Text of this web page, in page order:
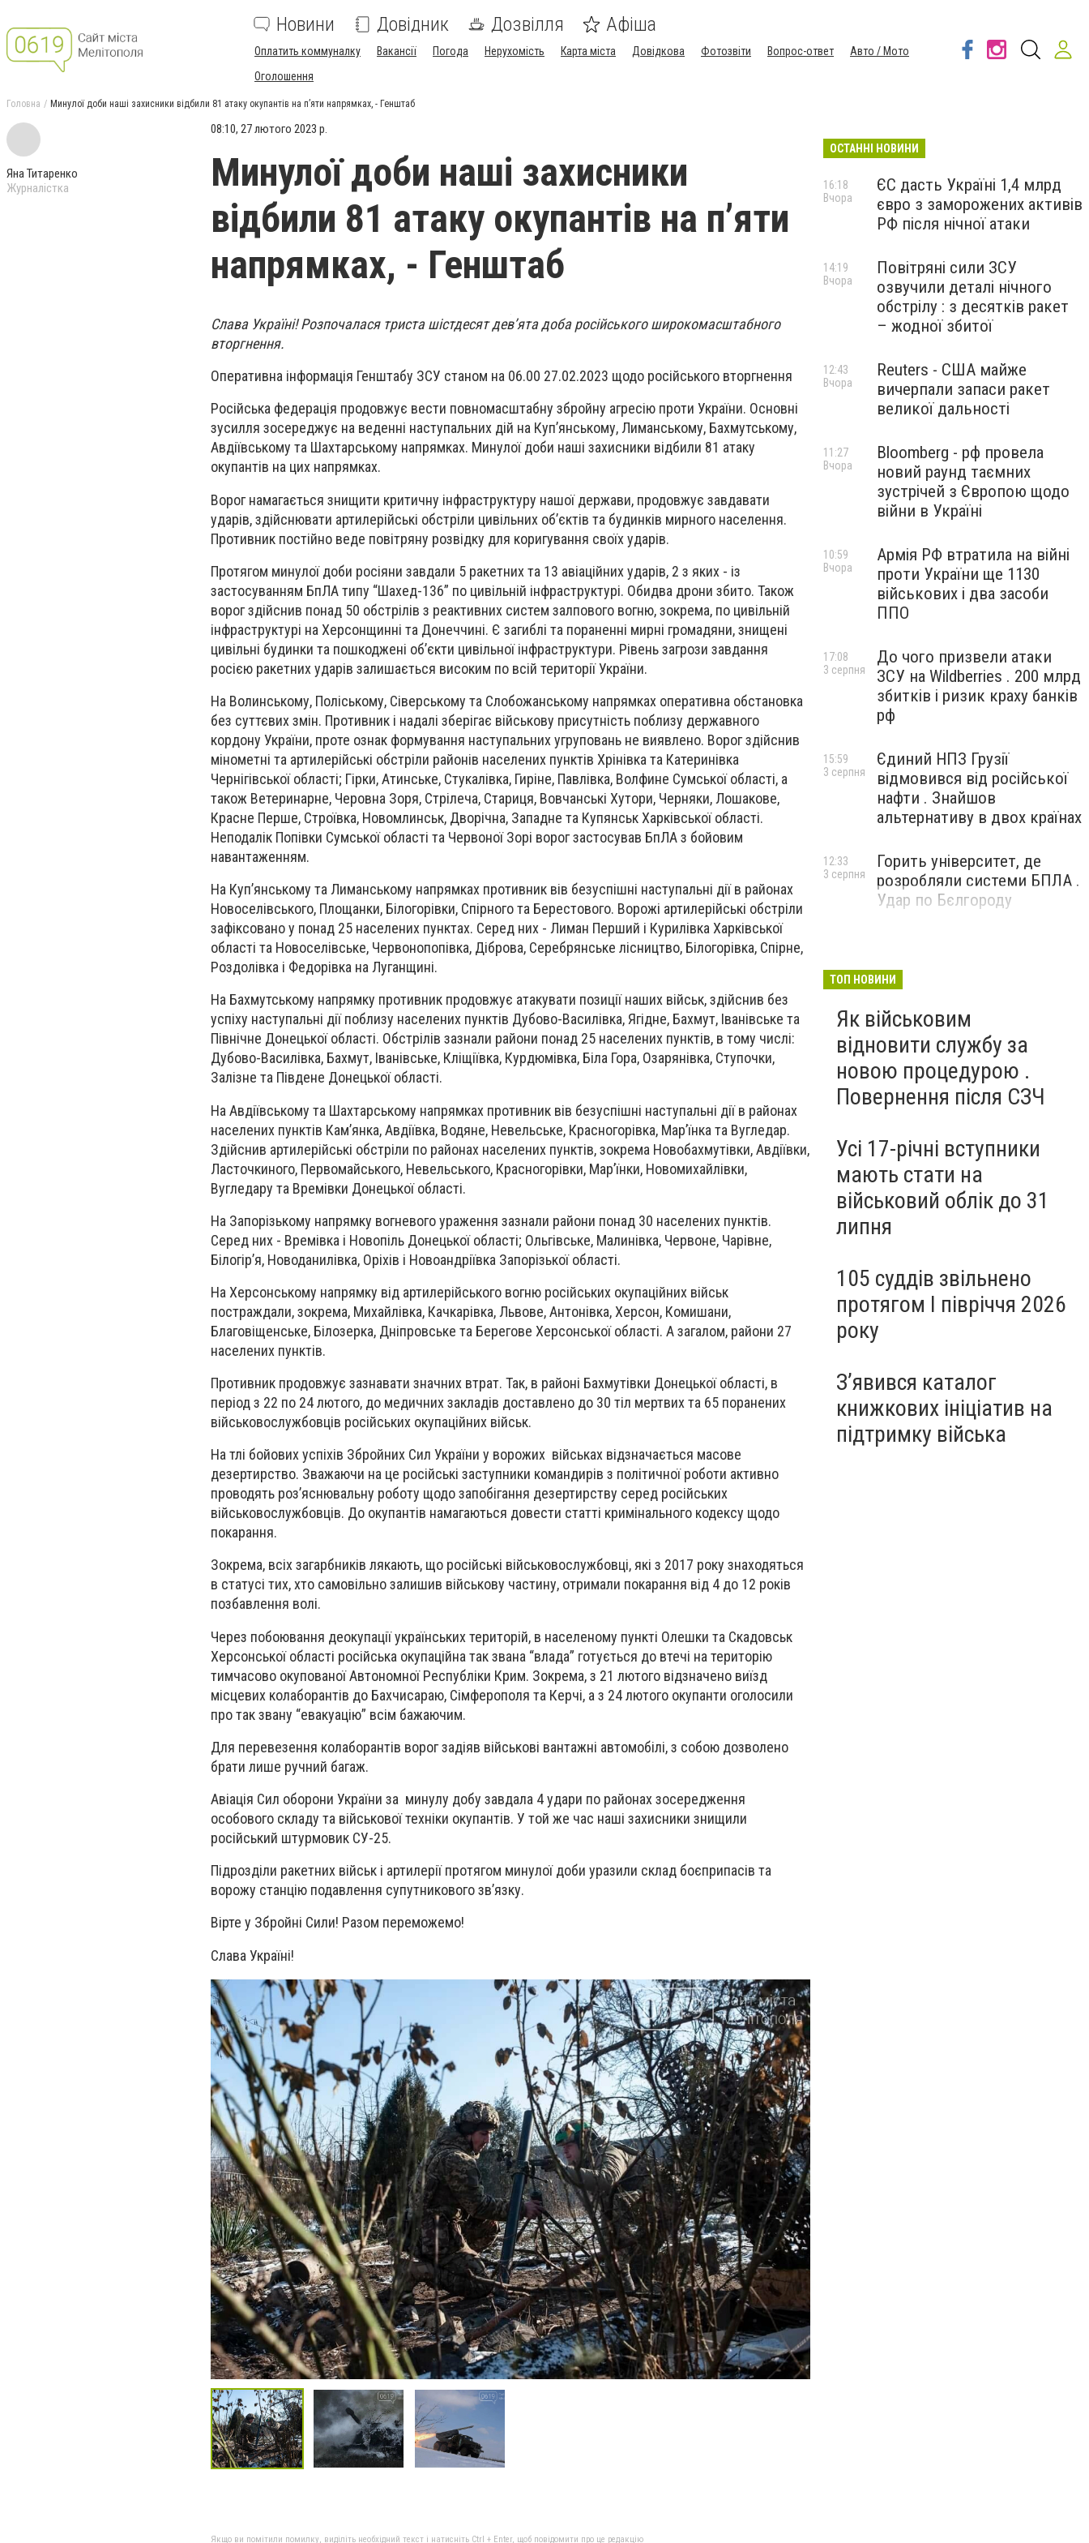
Новини Довідник Дозвілля Афіша
Оплатить коммуналку Вакансії Погода Нерухомість Карта міста Довідкова Фотозвіти Вопрос-ответ
Авто / Мото
Оголошення
Головна Минулої доби наші захисники відбили 81 атаку окупантів на п’яти напрямках, - Генштаб
Яна Титаренко
Журналістка
08:10, 27 лютого 2023 р.
Минулої доби наші захисники
відбили 81 атаку окупантів на п’яти
напрямках, - Генштаб
Слава Україні! Розпочалася триста шістдесят дев’ята доба російського широкомасштабного
вторгнення.
Оперативна інформація Генштабу ЗСУ станом на 06.00 27.02.2023 щодо російського вторгнення
Російська федерація продовжує вести повномасштабну збройну агресію проти України. Основні
зусилля зосереджує на веденні наступальних дій на Куп’янському, Лиманському, Бахмутському,
Авдіївському та Шахтарському напрямках. Минулої доби наші захисники відбили 81 атаку
окупантів на цих напрямках.
Ворог намагається знищити критичну інфраструктуру нашої держави, продовжує завдавати
ударів, здійснювати артилерійські обстріли цивільних об’єктів та будинків мирного населення.
Противник постійно веде повітряну розвідку для коригування своїх ударів.
Протягом минулої доби росіяни завдали 5 ракетних та 13 авіаційних ударів, 2 з яких - із
застосуванням БпЛА типу “Шахед-136” по цивільній інфраструктурі. Обидва дрони збито. Також
ворог здійснив понад 50 обстрілів з реактивних систем залпового вогню, зокрема, по цивільній
інфраструктурі на Херсонщинні та Донеччині. Є загиблі та пораненні мирні громадяни, знищені
цивільні будинки та пошкоджені об’єкти цивільної інфраструктури. Рівень загрози завдання
росією ракетних ударів залишається високим по всій території України.
На Волинському, Поліському, Сіверському та Слобожанському напрямках оперативна обстановка
без суттєвих змін. Противник і надалі зберігає військову присутність поблизу державного
кордону України, проте ознак формування наступальних угруповань не виявлено. Ворог здійснив
мінометні та артилерійські обстріли районів населених пунктів Хрінівка та Катеринівка
Чернігівської області; Гірки, Атинське, Стукалівка, Гиріне, Павлівка, Волфине Сумської області, а
також Ветеринарне, Черовна Зоря, Стрілеча, Стариця, Вовчанські Хутори, Черняки, Лошакове,
Красне Перше, Строївка, Новомлинськ, Дворічна, Западне та Купянськ Харківської області.
Неподалік Попівки Сумської області та Червоної Зорі ворог застосував БпЛА з бойовим
навантаженням.
На Куп’янському та Лиманському напрямках противник вів безуспішні наступальні дії в районах
Новоселівського, Площанки, Білогорівки, Спірного та Берестового. Ворожі артилерійські обстріли
зафіксовано у понад 25 населених пунктах. Серед них - Лиман Перший і Курилівка Харківської
області та Новоселівське, Червонопопівка, Діброва, Серебрянське лісництво, Білогорівка, Спірне,
Роздолівка і Федорівка на Луганщині.
На Бахмутському напрямку противник продовжує атакувати позиції наших військ, здійснив без
успіху наступальні дії поблизу населених пунктів Дубово-Василівка, Ягідне, Бахмут, Іванівське та
Північне Донецької області. Обстрілів зазнали райони понад 25 населених пунктів, в тому числі:
Дубово-Василівка, Бахмут, Іванівське, Кліщіївка, Курдюмівка, Біла Гора, Озарянівка, Ступочки,
Залізне та Південе Донецької області.
На Авдіївському та Шахтарському напрямках противник вів безуспішні наступальні дії в районах
населених пунктів Кам’янка, Авдіївка, Водяне, Невельське, Красногорівка, Мар’їнка та Вугледар.
Здійснив артилерійські обстріли по районах населених пунктів, зокрема Новобахмутівки, Авдіївки,
Ласточкиного, Первомайського, Невельського, Красногорівки, Мар’їнки, Новомихайлівки,
Вугледару та Времівки Донецької області.
На Запорізькому напрямку вогневого ураження зазнали райони понад 30 населених пунктів.
Серед них - Времівка і Новопіль Донецької області; Ольгівське, Малинівка, Червоне, Чарівне,
Білогір’я, Новоданилівка, Оріхів і Новоандріївка Запорізької області.
На Херсонському напрямку від артилерійського вогню російських окупаційних військ
постраждали, зокрема, Михайлівка, Качкарівка, Львове, Антонівка, Херсон, Комишани,
Благовіщенське, Білозерка, Дніпровське та Берегове Херсонської області. А загалом, райони 27
населених пунктів.
Противник продовжує зазнавати значних втрат. Так, в районі Бахмутівки Донецької області, в
період з 22 по 24 лютого, до медичних закладів доставлено до 30 тіл мертвих та 65 поранених
військовослужбовців російських окупаційних військ.
На тлі бойових успіхів Збройних Сил України у ворожих військах відзначається масове
дезертирство. Зважаючи на це російські заступники командирів з політичної роботи активно
проводять роз’яснювальну роботу щодо запобігання дезертирству серед російських
військовослужбовців. До окупантів намагаються довести статті кримінального кодексу щодо
покарання.
Зокрема, всіх загарбників лякають, що російські військовослужбовці, які з 2017 року знаходяться
в статусі тих, хто самовільно залишив військову частину, отримали покарання від 4 до 12 років
позбавлення волі.
Через побоювання деокупації українських територій, в населеному пункті Олешки та Скадовськ
Херсонської області російська окупаційна так звана “влада” готується до втечі на територію
тимчасово окупованої Автономної Республіки Крим. Зокрема, з 21 лютого відзначено виїзд
місцевих колаборантів до Бахчисараю, Сімферополя та Керчі, а з 24 лютого окупанти оголосили
про так звану “евакуацію” всім бажаючим.
Для перевезення колаборантів ворог задіяв військові вантажні автомобілі, з собою дозволено
брати лише ручний багаж.
Авіація Сил оборони України за минулу добу завдала 4 удари по районах зосередження
особового складу та військової техніки окупантів. У той же час наші захисники знищили
російський штурмовик СУ-25.
Підрозділи ракетних військ і артилерії протягом минулої доби уразили склад боєприпасів та
ворожу станцію подавлення супутникового зв’язку.
Вірте у Збройні Сили! Разом переможемо!
Слава Україні!
Якщо ви помітили помилку, виділіть необхідний текст і натисніть Ctrl + Enter, щоб повідомити про це редакцію
ОСТАННІ НОВИНИ
ЄС дасть Україні 1,4 млрд
євро з заморожених активів
РФ після нічної атаки
16:18
Вчора
Повітряні сили ЗСУ
озвучили деталі нічного
обстрілу : з десятків ракет
– жодної збитої
14:19
Вчора
Reuters - США майже
вичерпали запаси ракет
великої дальності
12:43
Вчора
Bloomberg - рф провела
новий раунд таємних
зустрічей з Європою щодо
війни в Україні
11:27
Вчора
Армія РФ втратила на війні
проти України ще 1130
військових і два засоби
ППО
10:59
Вчора
До чого призвели атаки
ЗСУ на Wildberries . 200 млрд
збитків і ризик краху банків
рф
17:08
3 серпня
Єдиний НПЗ Грузії
відмовився від російської
нафти . Знайшов
альтернативу в двох країнах
15:59
3 серпня
Горить університет, де
розробляли системи БПЛА .
Удар по Бєлгороду
12:33
3 серпня
ТОП НОВИНИ
Як військовим
відновити службу за
новою процедурою .
Повернення після СЗЧ
Усі 17-річні вступники
мають стати на
військовий облік до 31
липня
105 суддів звільнено
протягом I півріччя 2026
року
З’явився каталог
книжкових ініціатив на
підтримку війська